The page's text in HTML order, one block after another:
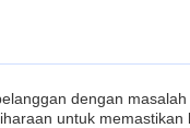
dengan
untuk